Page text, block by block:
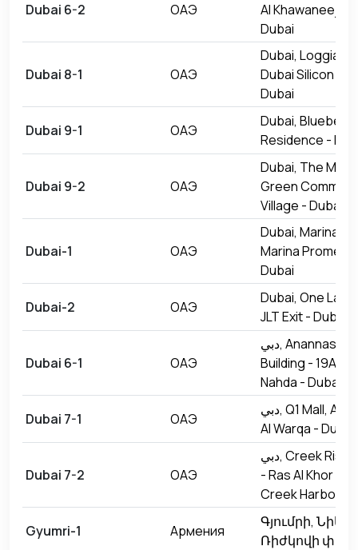
Dubai 6-2 ОАЭ
Al Khawaneej
Dubai
Dubai 8-1 ОАЭ
Dubai,
Dubai Silicon
Dubai
Dubai 9-1 ОАЭ
Dubai, Bluebell
Residence -
Dubai 9-2 ОАЭ
Dubai, The
Green
Village - Dubai
Dubai-1 ОАЭ
Dubai, Marina
Marina
Dubai
Dubai-2 ОАЭ
Dubai, One
JLT Exit - Dubai
Dubai 6-1 ОАЭ
دبي, Anannas Al Nahda
Building - 19A
Nahda - Dubai
Dubai 7-1 ОАЭ
دبي, Q1 Mall, Al Warqa -
Al Warqa - Dubai
Dubai 7-2 ОАЭ
دبي, Creek Rise Tower 1
- Ras Al Khor Rd
Creek Harbour -
Gyumri-1 Армения
Գյումրի,
Ռիժկովի